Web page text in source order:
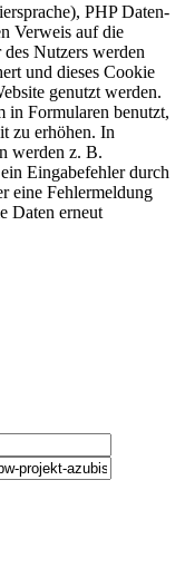
PHP Daten-
Verweis auf die
Nutzers werden
und dieses Cookie
genutzt werden.
in Formularen benutzt,
zu erhöhen. In
werden z. B.
Eingabefehler durch
eine Fehlermeldung
Daten erneut